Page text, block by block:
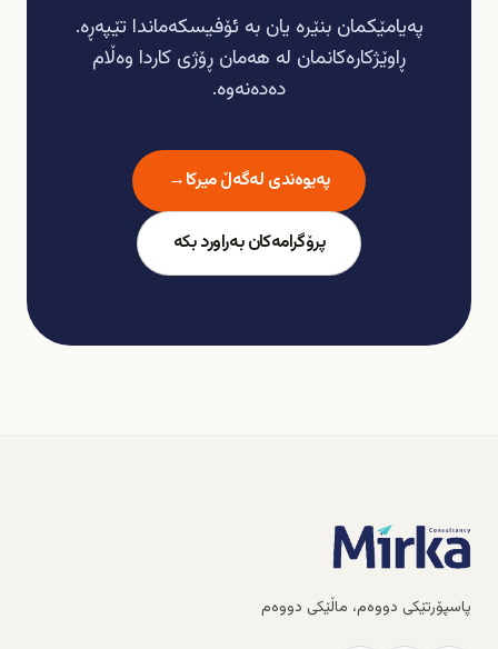
پەیامێکمان بنێرە یان بە ئۆفیسکەماندا تێپەڕە.
ڕاوێژکارەکانمان لە هەمان ڕۆژی کاردا وەڵام
دەدەنەوە.
پەیوەندی لەگەڵ میرکا→
پرۆگرامەکان بەراورد بکە
پاسپۆرتێکی دووەم، ماڵێکی دووەم